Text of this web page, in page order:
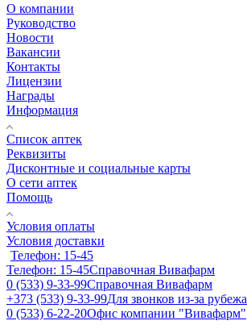
О компании
Руководство
Новости
Вакансии
Контакты
Лицензии
Награды
Информация
Список аптек
Реквизиты
Дисконтные и социальные карты
О сети аптек
Помощь
Условия оплаты
Условия доставки
Телефон: 15-45
Телефон: 15-45Справочная Вивафарм
0 (533) 9-33-99Справочная Вивафарм
+373 (533) 9-33-99Для звонков из-за рубежа
0 (533) 6-22-20Офис компании "Вивафарм"